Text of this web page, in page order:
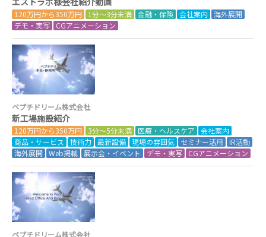
120万円から350万円 1分～3分未満 金融・保険 会社案内 海外展開
デモ・実写
CGアニメーション
ペプチドリーム株式会社
新工場施設紹介
120万円から350万円 3分～5分未満 医療・ヘルスケア
会社案内
商品・サービス
技術力 最新設備 現場の雰囲気 セミナー活用
IR活動
海外展開
Web掲載 展示会・イベント デモ・実写 CGアニメーション
ペプチドリーム株式会社